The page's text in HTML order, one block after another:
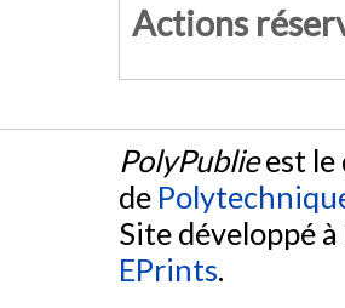
Actions
PolyPublieest le
de
Site développé
EPrints.